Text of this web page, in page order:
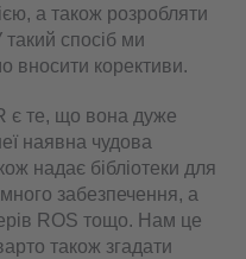
а також розробляти
спосіб ми
вносити корективи.
є те, що вона дуже
наявна чудова
надає бібліотеки для
забезпечення, а
ROS тощо. Нам це
також згадати